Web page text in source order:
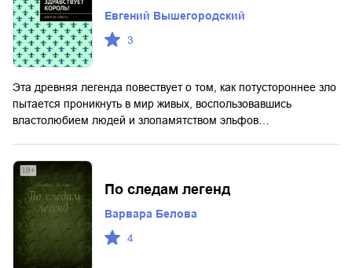
Евгений Вышегородский
3
Эта древняя легенда повествует о том, как потустороннее зло
пытается проникнуть в мир живых, воспользовавшись
властолюбием людей и злопамятством эльфов…
По следам легенд
Варвара Белова
4